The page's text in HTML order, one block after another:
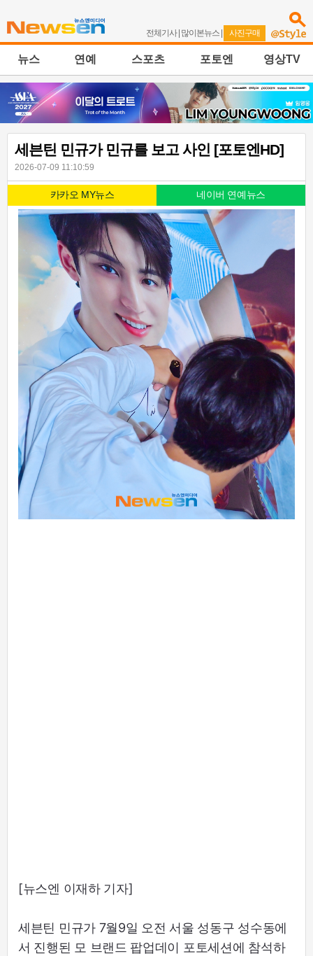
전체기사| 많이본뉴스 | 사진구매
뉴스 연예 스포츠 포토엔 영상TV
세븐틴 민규가 민규를 보고 사인 [포토엔HD]
2026-07-09 11:10:59
카카오 MY뉴스 네이버 연예뉴스
[뉴스엔 이재하 기자]
세븐틴 민규가 7월9일 오전 서울 성동구 성수동에
서 진행된 모 브랜드 팝업데이 포토세션에 참석하